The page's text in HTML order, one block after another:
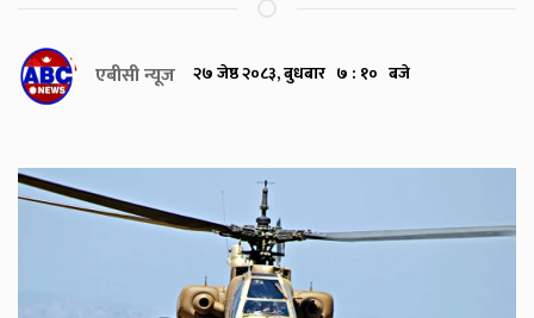
एबीसी न्यूज २७ जेष्ठ २०८३, बुधबार ७ : १० बजे